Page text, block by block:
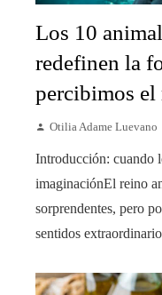
Los 10
redefinen la
percibimos el
Otilia Adame Luevano
Introducción: cuando
imaginaciónEl reino
sorprendentes, pero
sentidos